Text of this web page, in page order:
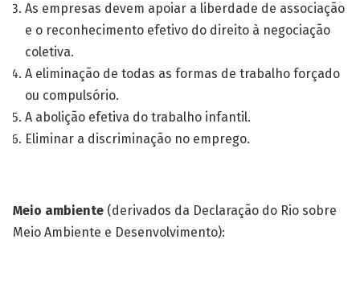
As empresas devem apoiar a liberdade de associação
e o reconhecimento efetivo do direito à negociação
coletiva.
A eliminação de todas as formas de trabalho forçado
ou compulsório.
A abolição efetiva do trabalho infantil.
Eliminar a discriminação no emprego.
Meio ambiente (derivados da Declaração do Rio sobre
Meio Ambiente e Desenvolvimento):